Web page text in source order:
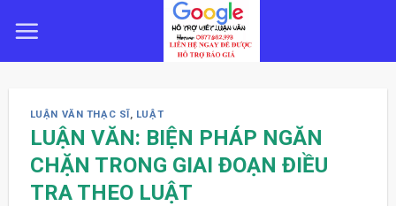
LUẬN VĂN THẠC SĨ , LUẬT
LUẬN VĂN: BIỆN PHÁP NGĂN
CHẶN TRONG GIAI ĐOẠN ĐIỀU
TRA THEO LUẬT